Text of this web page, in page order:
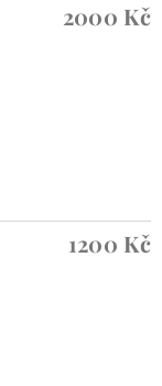
2000 Kč
1200 Kč